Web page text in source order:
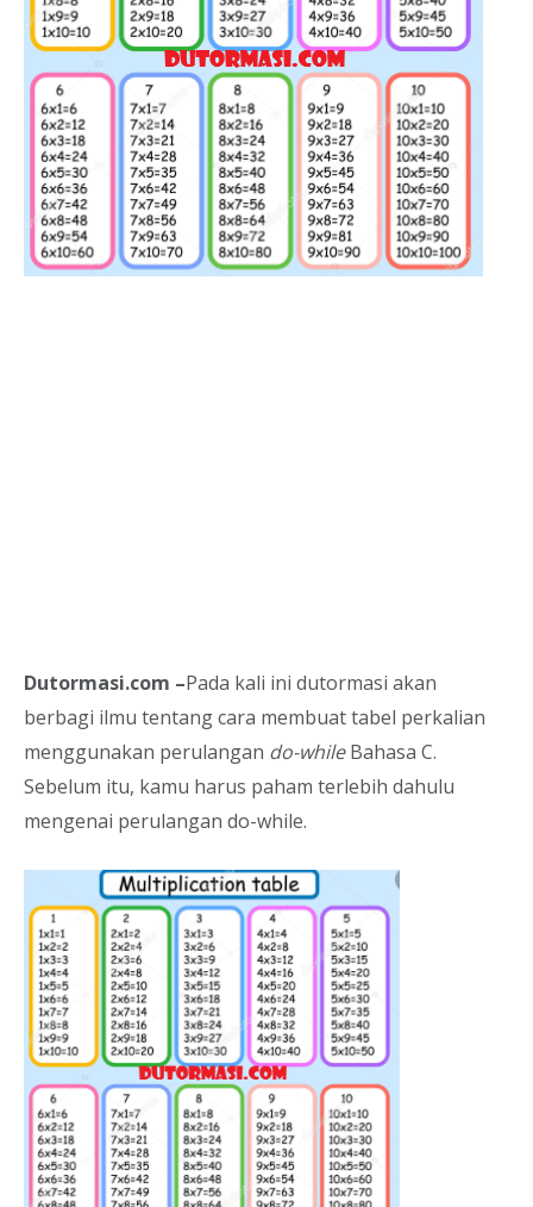
Dutormasi.com –Pada kali ini dutormasi akan
berbagi ilmu tentang cara membuat tabel perkalian
menggunakan perulangan do-whileBahasa C.
Sebelum itu, kamu harus paham terlebih dahulu
mengenai perulangan do-while.